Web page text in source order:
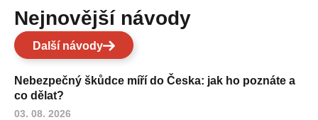
Nejnovější návody
Další návody
Nebezpečný škůdce míří do Česka: jak ho poznáte a
co dělat?
03. 08. 2026